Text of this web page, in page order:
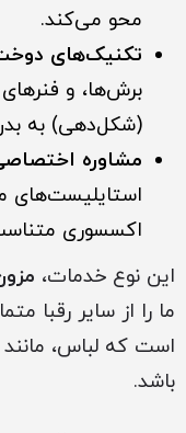
محو می‌کند.
تکنیک‌های
برش‌ها، و
(شکل‌دهی) به
مشاوره
استایلیست‌های
اکسسوری
این نوع خدمات،
ما را از سایر رقبا
است که لباس، مانند
باشد.